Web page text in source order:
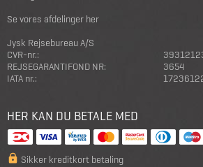
Se vores afdelinger her
Jysk Rejsebureau A/S
CVR-nr.:
REJSEGARANTIFOND NR:
3654
IATA nr.:
HER KAN DU BETALE MED
Sikker kreditkort betaling